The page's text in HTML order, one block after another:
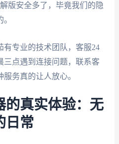
版安全多了，毕竟我们的隐
专业的技术团队，客服24
三点遇到连接问题，联系客
务真的让人放心。
的真实体验：无
日常